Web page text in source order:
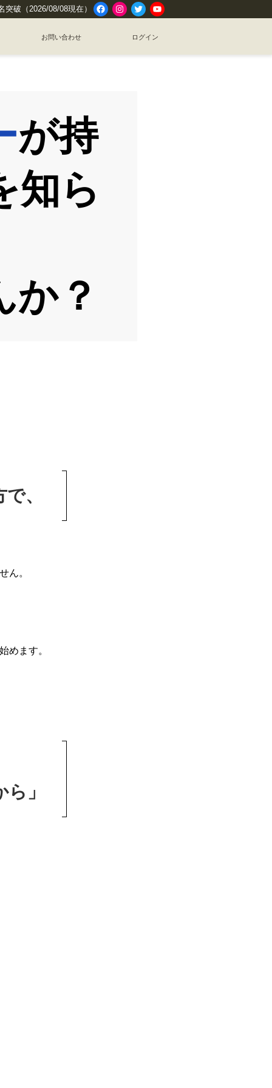
Facebook
Instagram
TwitterYouTube
突破 （2026/08/08現在）
お問い合わせ ログイン
が持
知ら
か？
、
ん。
めます。
」